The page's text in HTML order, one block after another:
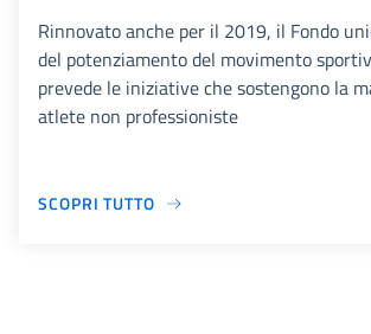
Rinnovato anche per il 2019, il Fondo
del potenziamento del movimento
prevede le iniziative che sostengono la
atlete non professioniste
SCOPRI TUTTO